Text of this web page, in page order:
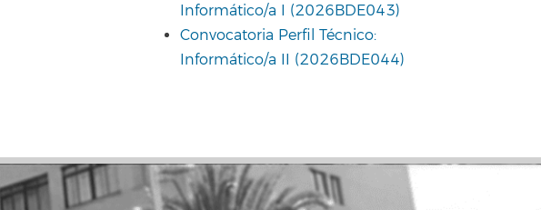
Informático/a I (2026BDE043)
Convocatoria Perfil Técnico:
Informático/a II (2026BDE044)